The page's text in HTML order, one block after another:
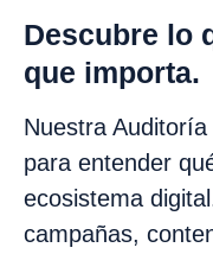
Descubre lo
que importa.
Nuestra
para entender
ecosistema
campañas,